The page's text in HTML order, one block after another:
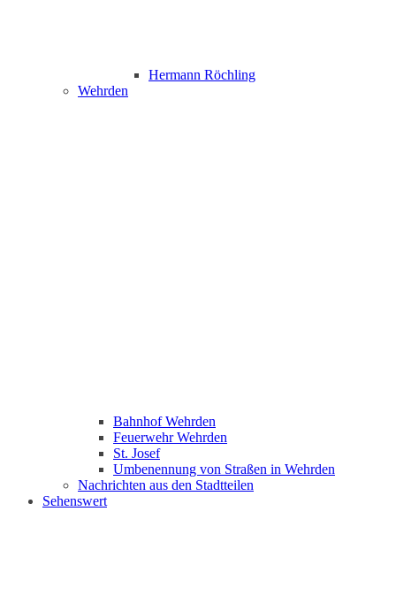
Hermann Röchling
Wehrden
Bahnhof Wehrden
Feuerwehr Wehrden
St. Josef
Umbenennung von Straßen in Wehrden
Nachrichten aus den Stadtteilen
Sehenswert